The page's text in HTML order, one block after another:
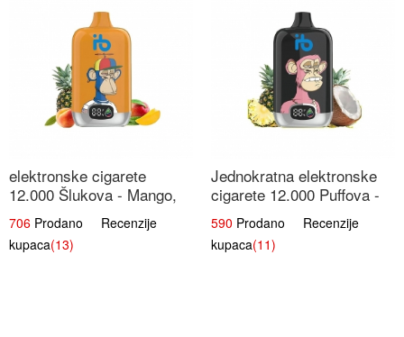
elektronske cigarete
12.000 Šlukova - Mango,
Ananas, Breskva | Tropska
Voćna Mješavina
706 Prodano Recenzije
kupaca(13)
Jednokratna elektronske
cigarete 12.000 Puffova -
Ananas i Kokos Sladoled |
Tropski Desert
590 Prodano Recenzije
kupaca(11)